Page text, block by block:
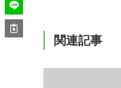
関連記事